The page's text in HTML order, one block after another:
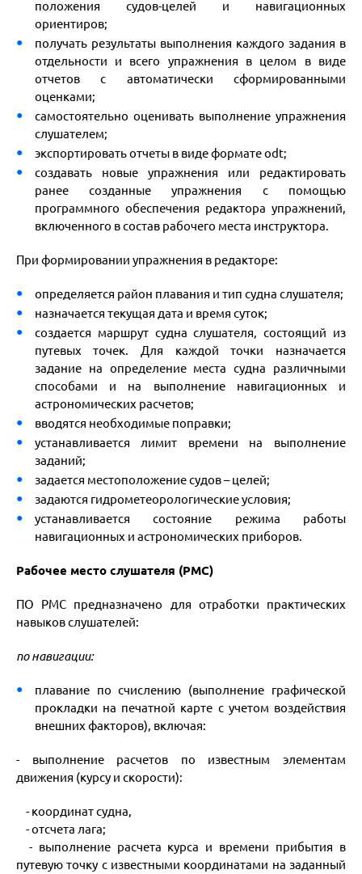
положения судов-целей и навигационных
ориентиров;
получать результаты выполнения каждого задания в
отдельности и всего упражнения в целом в виде
отчетов с автоматически сформированными
оценками;
самостоятельно оценивать выполнение упражнения
слушателем;
экспортировать отчеты в виде формате odt;
создавать новые упражнения или редактировать
ранее созданные упражнения с помощью
программного обеспечения редактора упражнений,
включенного в состав рабочего места инструктора.
При формировании упражнения в редакторе:
определяется район плавания и тип судна слушателя;
назначается текущая дата и время суток;
создается маршрут судна слушателя, состоящий из
путевых точек. Для каждой точки назначается
задание на определение места судна различными
способами и на выполнение навигационных и
астрономических расчетов;
вводятся необходимые поправки;
устанавливается лимит времени на выполнение
заданий;
задается местоположение судов – целей;
задаются гидрометеорологические условия;
устанавливается состояние режима работы
навигационных и астрономических приборов.
Рабочее место слушателя (РМС)
ПО РМС предназначено для отработки практических
навыков слушателей:
по навигации:
плавание по счислению (выполнение графической
прокладки на печатной карте с учетом воздействия
внешних факторов), включая:
- выполнение расчетов по известным элементам
движения (курсу и скорости):
- координат судна,
- отсчета лага;
- выполнение расчета курса и времени прибытия в
путевую точку с известными координатами на заданный